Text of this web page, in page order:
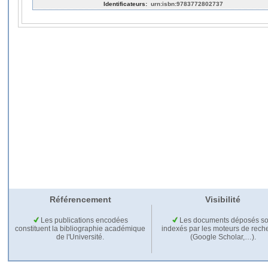
Identificateurs: urn:isbn:9783772802737
Référencement Visibilité
Les publications encodées
constituent la bibliographie académique
de l'Université.
Les documents déposés
indexés par les moteurs de
(Google Scholar,…).